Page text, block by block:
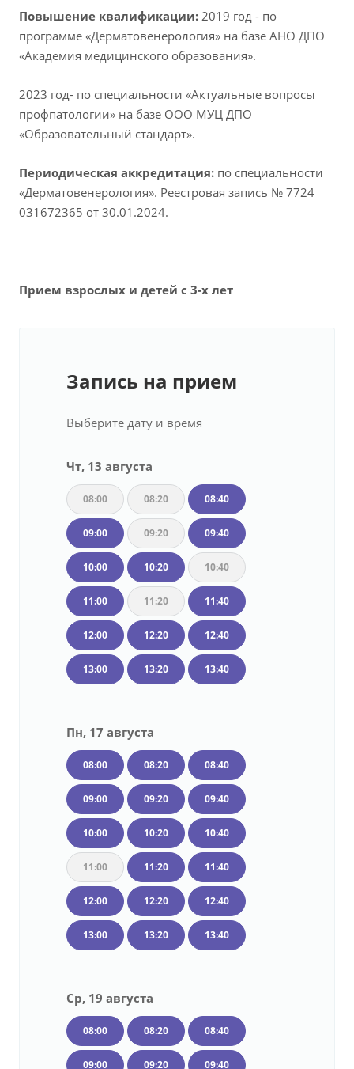
Повышение квалификации: 2019 год - по
программе «Дерматовенерология» на базе АНО ДПО
«Академия медицинского образования».
2023 год- по специальности «Актуальные вопросы
профпатологии» на базе ООО МУЦ ДПО
«Образовательный стандарт».
Периодическая аккредитация: по специальности
«Дерматовенерология». Реестровая запись № 7724
031672365 от 30.01.2024.
Прием взрослых и детей с 3-х лет
Запись на прием
Выберите дату и время
Чт, 13 августа
08:00 08:20 08:40
09:00 09:20 09:40
10:00 10:20 10:40
11:00 11:20 11:40
12:00 12:20 12:40
13:00 13:20 13:40
Пн, 17 августа
08:00 08:20 08:40
09:00 09:20 09:40
10:00 10:20 10:40
11:00 11:20 11:40
12:00 12:20 12:40
13:00 13:20 13:40
Ср, 19 августа
08:00 08:20 08:40
09:00 09:20 09:40